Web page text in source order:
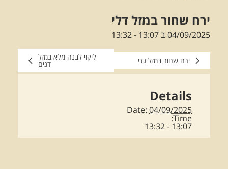
ירח שחור במזל דלי
04/09/2025 ב 13:07 -
13:32
ירח שחור במזל גדי ליקוי לבנה מלא במזל
דגים
Details
Date: 04/09/2025
Time:
13:07 - 13:32